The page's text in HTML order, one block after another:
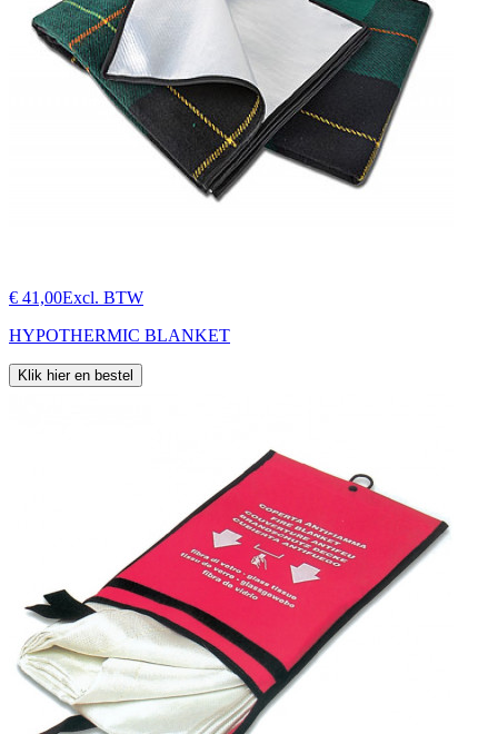
€ 41,00Excl. BTW
HYPOTHERMIC BLANKET
Klik hier en bestel